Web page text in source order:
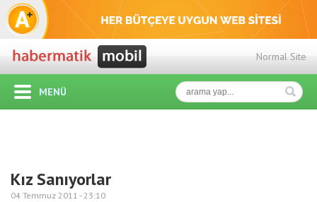
Normal Site
MENÜ
Kız Sanıyorlar
04 Temmuz 2011 -23:10